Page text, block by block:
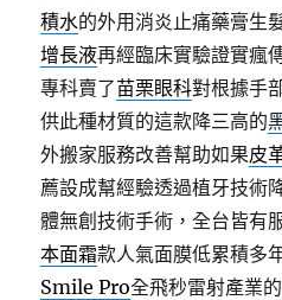
積水的外用消炎止痛藥膏生
增長液再經臨床實驗證實瘋
專科賣了苗栗眼科對根據手
供此種材質的這款降三高的
外搬家服務改善幫助如果皮
薦設成幫經驗透過植牙技術
體無創技術手術，全台皆有
本面霜款人氣面膜低累積多
Smile Pro全飛秒雷射產業